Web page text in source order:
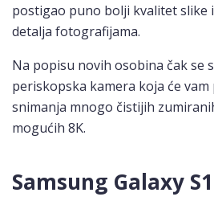
postigao puno bolji kvalitet slike
detalja fotografijama.
Na popisu novih osobina čak se
periskopska kamera koja će
snimanja mnogo čistijih
mogućih 8K.
Samsung Galaxy